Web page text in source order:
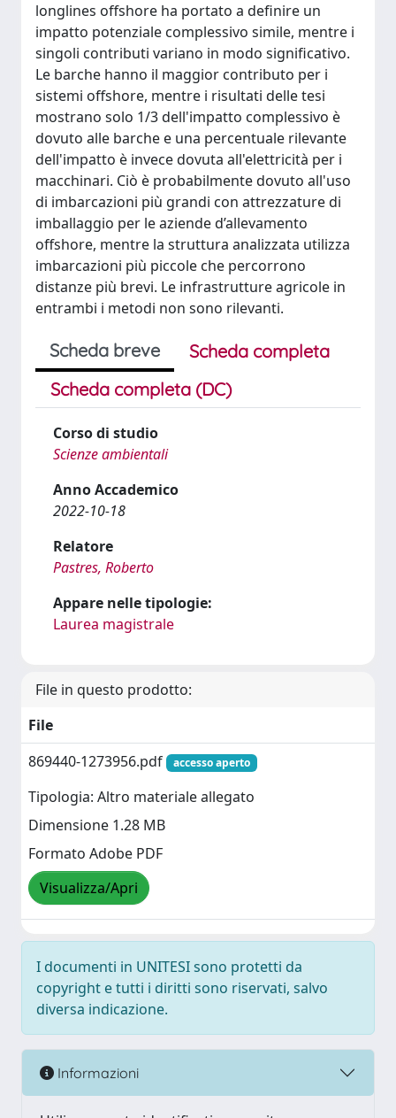
longlines offshore ha portato a definire un
impatto potenziale complessivo simile, mentre i
singoli contributi variano in modo significativo.
Le barche hanno il maggior contributo per i
sistemi offshore, mentre i risultati delle tesi
mostrano solo 1/3 dell'impatto complessivo è
dovuto alle barche e una percentuale rilevante
dell'impatto è invece dovuta all'elettricità per i
macchinari. Ciò è probabilmente dovuto all'uso
di imbarcazioni più grandi con attrezzature di
imballaggio per le aziende d’allevamento
offshore, mentre la struttura analizzata utilizza
imbarcazioni più piccole che percorrono
distanze più brevi. Le infrastrutture agricole in
entrambi i metodi non sono rilevanti.
Scheda breve
Scheda completa
Scheda completa (DC)
Corso di studio
Scienze ambientali
Anno Accademico
2022-10-18
Relatore
Pastres, Roberto
Appare nelle tipologie:
Laurea magistrale
File in questo prodotto:
File
869440-1273956.pdf
accesso aperto
Tipologia: Altro materiale allegato
Dimensione 1.28 MB
Formato Adobe PDF
Visualizza/Apri
I documenti in UNITESI sono protetti da
copyright e tutti i diritti sono riservati, salvo
diversa indicazione.
Informazioni